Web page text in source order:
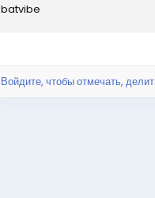
batvibe
Войдите, чтобы отмечать,